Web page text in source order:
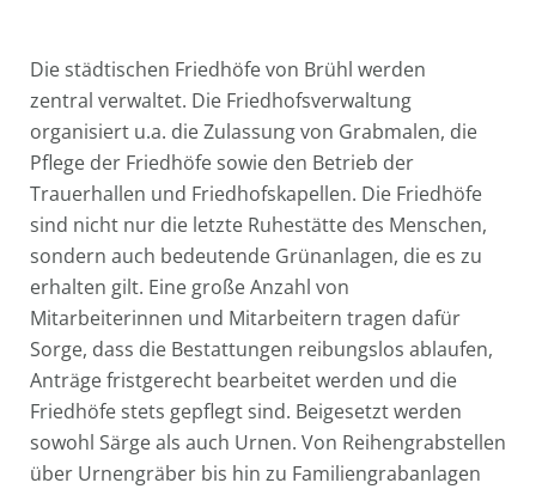
Die städtischen Friedhöfe von Brühl werden
zentral verwaltet. Die Friedhofsverwaltung
organisiert u.a. die Zulassung von Grabmalen, die
Pflege der Friedhöfe sowie den Betrieb der
Trauerhallen und Friedhofskapellen. Die Friedhöfe
sind nicht nur die letzte Ruhestätte des Menschen,
sondern auch bedeutende Grünanlagen, die es zu
erhalten gilt. Eine große Anzahl von
Mitarbeiterinnen und Mitarbeitern tragen dafür
Sorge, dass die Bestattungen reibungslos ablaufen,
Anträge fristgerecht bearbeitet werden und die
Friedhöfe stets gepflegt sind. Beigesetzt werden
sowohl Särge als auch Urnen. Von Reihengrabstellen
über Urnengräber bis hin zu Familiengrabanlagen